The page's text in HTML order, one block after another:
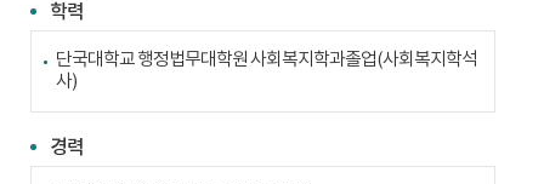
학력
단국대학교 행정법무대학원 사회복지학과졸업(사회복지학석
사)
경력